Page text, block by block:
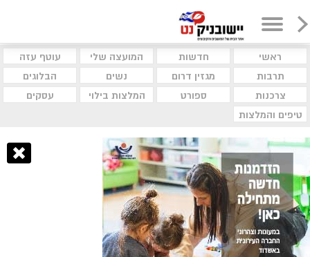
ראשי חדשות המועצה שלי
עוטף עזה
תרבות
מגזין דרום נשים
הבלוגים
צרכנות
ספורט המלצות בילוי
עסקים
טיפים והמלצות